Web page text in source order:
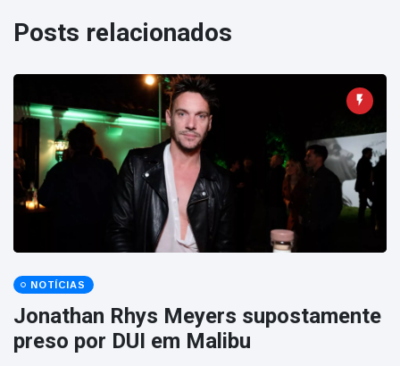
zoológico do
fogos de artifício
de um carro em
movimento
16 July 173 Vistas
Posts relacionados
NOTÍCIAS
Jonathan Rhys Meyers supostamente
preso por DUI em Malibu